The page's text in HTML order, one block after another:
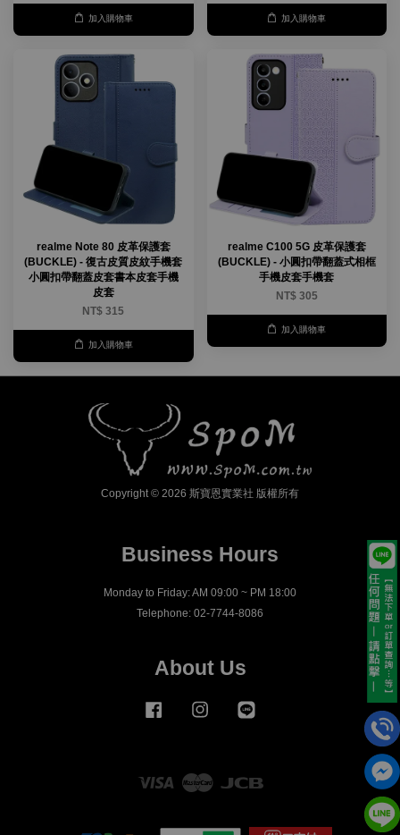
加入購物車 加入購物車
realme Note 80 皮革保護套
(BUCKLE) - 復古皮質皮紋手機套
小圓扣帶翻蓋皮套書本皮套手機
皮套
NT$ 315
加入購物車
realme C100 5G 皮革保護套
(BUCKLE) - 小圓扣帶翻蓋式相框
手機皮套手機套
NT$ 305
加入購物車
Copyright © 2026 斯寶恩實業社 版權所有
Business Hours
Monday to Friday: AM 09:00 ~ PM 18:00
Telephone: 02-7744-8086
About Us
Facebook Instagram
Visa Master